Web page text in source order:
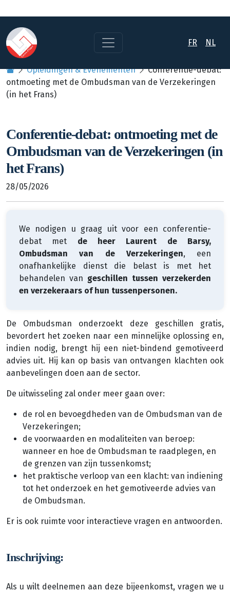
FR NL
Opleidingen & Evenementen
Conferentie-debat:
ontmoeting met de Ombudsman van de Verzekeringen
(in het Frans)
Conferentie-debat: ontmoeting met de
Ombudsman van de Verzekeringen (in
het Frans)
28/05/2026
We nodigen u graag uit voor een conferentie-
debat met de heer Laurent de Barsy,
Ombudsman van de Verzekeringen, een
onafhankelijke dienst die belast is met het
behandelen van geschillen tussen verzekerden
en verzekeraars of hun tussenpersonen.
De Ombudsman onderzoekt deze geschillen gratis,
bevordert het zoeken naar een minnelijke oplossing en,
indien nodig, brengt hij een niet-bindend gemotiveerd
advies uit. Hij kan op basis van ontvangen klachten ook
aanbevelingen doen aan de sector.
De uitwisseling zal onder meer gaan over:
de rol en bevoegdheden van de Ombudsman van de
Verzekeringen;
de voorwaarden en modaliteiten van beroep:
wanneer en hoe de Ombudsman te raadplegen, en
de grenzen van zijn tussenkomst;
het praktische verloop van een klacht: van indiening
tot het onderzoek en het gemotiveerde advies van
de Ombudsman.
Er is ook ruimte voor interactieve vragen en antwoorden.
Inschrijving:
Als u wilt deelnemen aan deze bijeenkomst, vragen we u